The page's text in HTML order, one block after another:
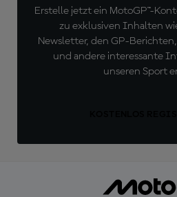
Erstelle jetzt ein MotoGP™-
zu exklusiven Inhalten
Newsletter, den GP-
und andere interessante
unseren Sport